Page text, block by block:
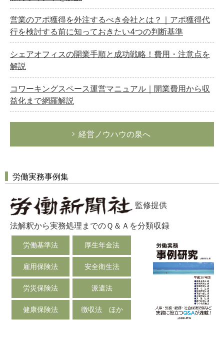
営業のアポ獲得を外注するべき会社とは？｜アポ獲得代
行を検討する前に知っておきたい4つの判断基準
シェアオフィスの開業手順と成功戦略！費用・注意点を
解説
コワーキングスペース運営マニュアル｜開業費用から収
益化まで網羅解説
経営ノウハウの泉へ
労働実務事例集
監修提供
法解釈から実務処理までのＱ＆Ａを分類収録
労働基準法 厚生年金法
雇用保険法 安全衛生法
労災保険法 派遣法
健康保険法 徴収法 ほか